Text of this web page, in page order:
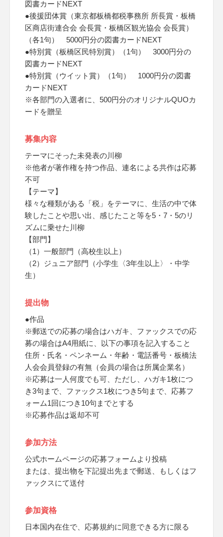
図書カードNEXT
●後援団体賞（東京都板橋都税事務所 所長賞・板橋
区商店街連合会 会長賞・板橋区観光協会 会長賞）
（各1句） 5000円分の図書カードNEXT
●特別賞（板橋区民特別賞）（1句） 3000円分の
図書カードNEXT
●特別賞（ウイット賞）（1句） 1000円分の図書
カードNEXT
※各部門の入選者に、500円分のオリジナルQUOカ
ードを贈呈
募集内容
テーマにそった未発表の川柳
※他者が著作権を持つ作品、連名による共作は応募
不可
【テーマ】
様々な種類がある「税」をテーマに、生活の中で体
験したことや思い出、感じたこと等を5・7・5のリ
ズムに乗せた川柳
【部門】
（1）一般部門（高校生以上）
（2）ジュニア部門（小学生〈3年生以上〉・中学
生）
提出物
●作品
※郵送での応募の場合はハガキ、ファックスでの応
募の場合はA4用紙に、以下の事項を記入すること
住所・氏名・ペンネーム・年齢・電話番号・板橋法
人会会員登録の有無（会員の場合は所属企業名）
※応募は一人何度でも可、ただし、ハガキ1枚につ
き3句まで、ファックス1枚につき5句まで、応募フ
ォーム1回につき10句までとする
※応募作品は返却不可
参加方法
公式ホームページの応募フォームより投稿
または、提出物を下記提出先まで郵送、もしくはフ
ァックスにて送付
参加資格
日本国内在住で、応募規約に同意できる方に限る